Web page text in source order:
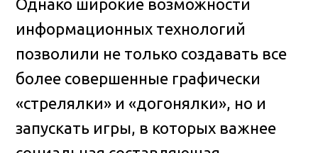
Однако широкие возможности
информационных технологий
позволили не только создавать все
более совершенные графически
«стрелялки» и «догонялки», но и
запускать игры, в которых важнее